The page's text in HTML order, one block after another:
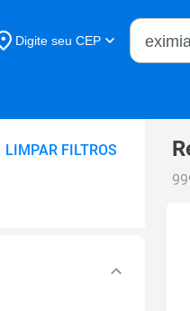
Digite seu CEP
Buscar
LIMPAR FILTROS